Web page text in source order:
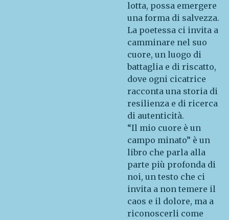
lotta, possa emergere
una forma di salvezza.
La poetessa ci invita a
camminare nel suo
cuore, un luogo di
battaglia e di riscatto,
dove ogni cicatrice
racconta una storia di
resilienza e di ricerca
di autenticità.
“Il mio cuore è un
campo minato” è un
libro che parla alla
parte più profonda di
noi, un testo che ci
invita a non temere il
caos e il dolore, ma a
riconoscerli come